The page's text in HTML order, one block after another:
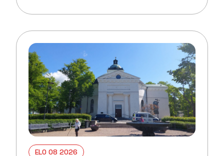
Lue lisää tapahtumasta Hämeenlinna
ELO 08 2026